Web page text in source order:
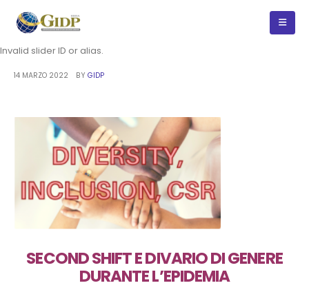
Invalid slider ID or alias.
14 MARZO 2022 BY GIDP
SECOND SHIFT E DIVARIO DI GENERE
DURANTE L’EPIDEMIA